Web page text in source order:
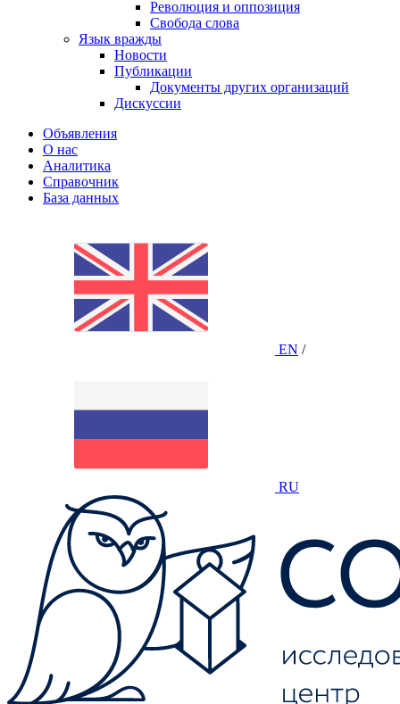
Революция и оппозиция
Свобода слова
Язык вражды
Новости
Публикации
Документы других организаций
Дискуссии
Объявления
О нас
Аналитика
Справочник
База данных
EN /
RU